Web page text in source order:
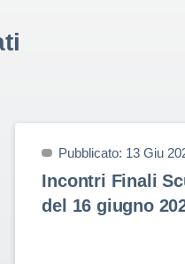
Pubblicato: 13 Giu
Incontri Finali
del 16 giugno